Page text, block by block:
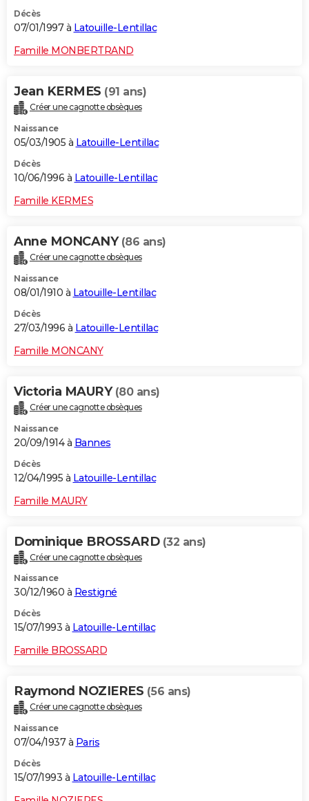
Décès
07/01/1997 à Latouille-Lentillac
Famille MONBERTRAND
Jean KERMES (91 ans)
Créer une cagnotte obsèques
Naissance
05/03/1905 à Latouille-Lentillac
Décès
10/06/1996 à Latouille-Lentillac
Famille KERMES
Anne MONCANY (86 ans)
Créer une cagnotte obsèques
Naissance
08/01/1910 à Latouille-Lentillac
Décès
27/03/1996 à Latouille-Lentillac
Famille MONCANY
Victoria MAURY (80 ans)
Créer une cagnotte obsèques
Naissance
20/09/1914 à Bannes
Décès
12/04/1995 à Latouille-Lentillac
Famille MAURY
Dominique BROSSARD (32 ans)
Créer une cagnotte obsèques
Naissance
30/12/1960 à Restigné
Décès
15/07/1993 à Latouille-Lentillac
Famille BROSSARD
Raymond NOZIERES (56 ans)
Créer une cagnotte obsèques
Naissance
07/04/1937 à Paris
Décès
15/07/1993 à Latouille-Lentillac